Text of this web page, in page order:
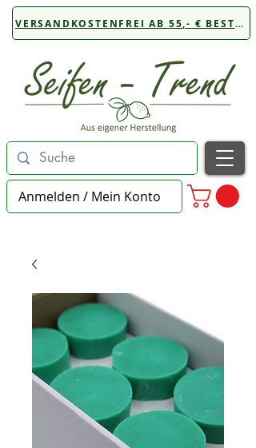
VERSANDKOSTENFREI AB 55,- € BESTELLWERT
Anmelden / Mein Konto